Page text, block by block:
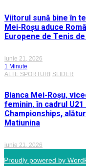
Viitorul sună bine în
Mei-Roșu aduce
Europene de Tenis
iunie 21, 2026
1 Minute
ALTE SPORTURI SLIDER
Bianca Mei-Roșu,
feminin, în cadrul
Championships,
Matiunina
iunie 21, 2026
Proudly powered by